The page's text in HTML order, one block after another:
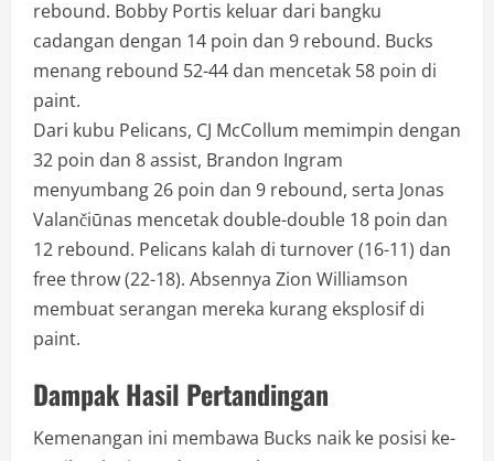
rebound. Bobby Portis keluar dari bangku
cadangan dengan 14 poin dan 9 rebound. Bucks
menang rebound 52-44 dan mencetak 58 poin di
paint.
Dari kubu Pelicans, CJ McCollum memimpin dengan
32 poin dan 8 assist, Brandon Ingram
menyumbang 26 poin dan 9 rebound, serta Jonas
Valančiūnas mencetak double-double 18 poin dan
12 rebound. Pelicans kalah di turnover (16-11) dan
free throw (22-18). Absennya Zion Williamson
membuat serangan mereka kurang eksplosif di
paint.
Dampak Hasil Pertandingan
Kemenangan ini membawa Bucks naik ke posisi ke-